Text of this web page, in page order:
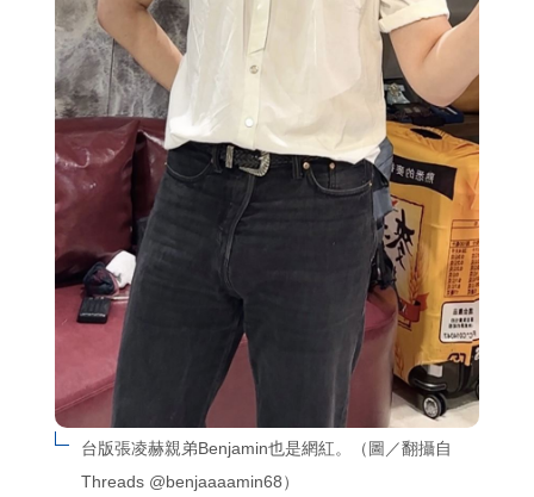
台版張凌赫親弟Benjamin也是網紅。（圖／翻攝自
Threads @benjaaaamin68）